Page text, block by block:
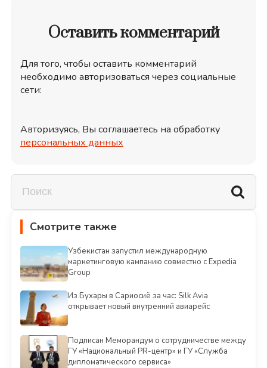
Оставить комментарий
Для того, чтобы оставить комментарий
необходимо авторизоваться через социальные
сети:
Авторизуясь, Вы соглашаетесь на обработку
персональных данных
Смотрите также
Узбекистан запустил международную
маркетинговую кампанию совместно с Expedia
Group
Из Бухары в Сариосиё за час: Silk Avia
открывает новый внутренний авиарейс
Подписан Меморандум о сотрудничестве между
ГУ «Национальный PR-центр» и ГУ «Служба
дипломатического сервиса»